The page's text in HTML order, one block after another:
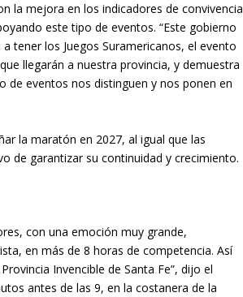
la mejora en los indicadores de convivencia
este tipo de eventos. “Este gobierno
tener los Juegos Suramericanos, el evento
llegarán a nuestra provincia, y demuestra
de eventos nos distinguen y nos ponen en
la maratón en 2027, al igual que las
de garantizar su continuidad y crecimiento.
con una emoción muy grande,
en más de 8 horas de competencia. Así
Invencible de Santa Fe”, dijo el
antes de las 9, en la costanera de la